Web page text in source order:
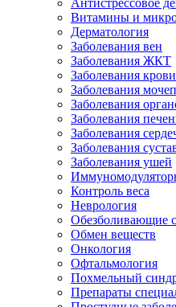
Антистрессовое
Витамины и
Дерматология
Заболевания вен
Заболевания ЖКТ
Заболевания крови
Заболевания
Заболевания
Заболевания
Заболевания
Заболевания
Заболевания ушей
Контроль веса
Неврология
Обезболивающие
Обмен веществ
Онкология
Офтальмология
Похмельный
Препараты